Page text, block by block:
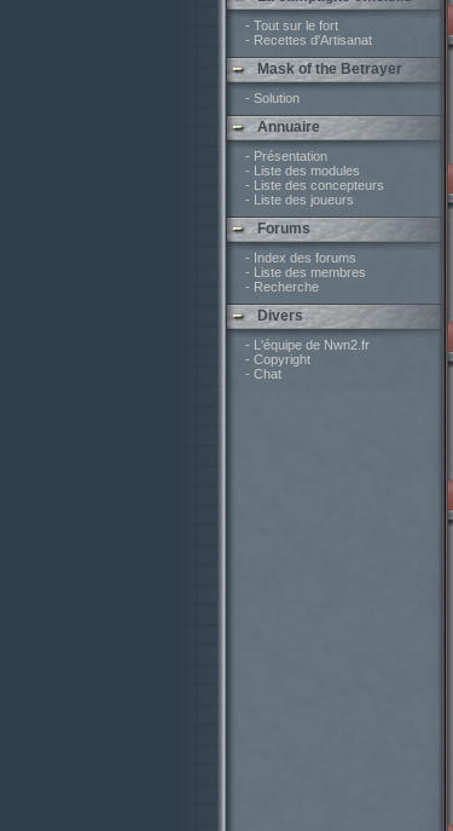
- Tout sur le fort
- Recettes d'Artisanat
Mask of the Betrayer
- Solution
Annuaire
- Présentation
- Liste des modules
- Liste des concepteurs
- Liste des joueurs
Forums
- Index des forums
- Liste des membres
- Recherche
Divers
- L'équipe de Nwn2.fr
- Copyright
- Chat